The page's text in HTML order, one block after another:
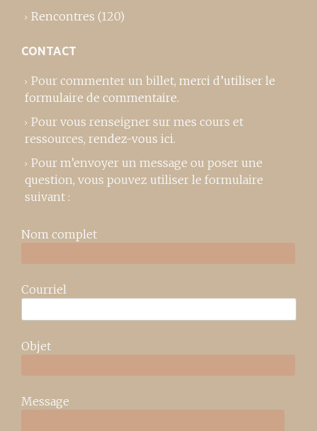
Rencontres (120)
CONTACT
Pour commenter un billet, merci d’utiliser le
formulaire de commentaire.
Pour vous renseigner sur mes cours et
ressources, rendez-vous ici.
Pour m’envoyer un message ou poser une
question, vous pouvez utiliser le formulaire
suivant :
Nom complet
Courriel
Objet
Message